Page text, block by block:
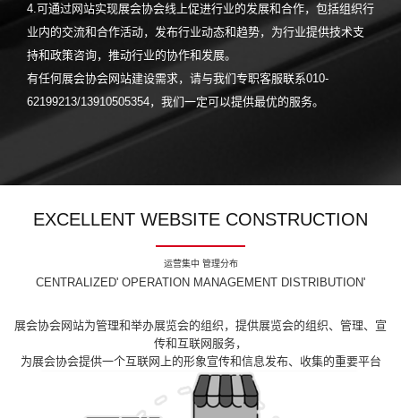
4.可通过网站实现展会协会线上促进行业的发展和合作，包括组织行
业内的交流和合作活动，发布行业动态和趋势，为行业提供技术支
持和政策咨询，推动行业的协作和发展。
有任何展会协会网站建设需求，请与我们专职客服联系010-
62199213/13910505354，我们一定可以提供最优的服务。
EXCELLENT WEBSITE CONSTRUCTION
运营集中 管理分布
CENTRALIZED' OPERATION MANAGEMENT DISTRIBUTION'
展会协会网站为管理和举办展览会的组织，提供展览会的组织、管理、宣
传和互联网服务，
为展会协会提供一个互联网上的形象宣传和信息发布、收集的重要平台